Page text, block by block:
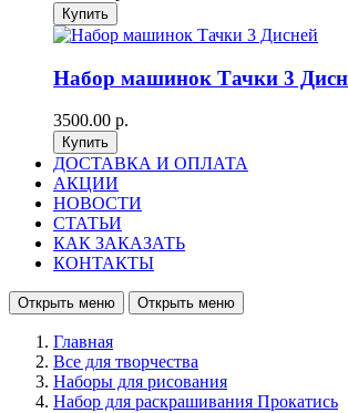
Набор машинок Тачки 3
3500.00 р.
ДОСТАВКА И ОПЛАТА
АКЦИИ
НОВОСТИ
СТАТЬИ
КАК ЗАКАЗАТЬ
КОНТАКТЫ
Открыть меню Открыть меню
Главная
Все для творчества
Наборы для рисования
Набор для раскрашивания Прокатись